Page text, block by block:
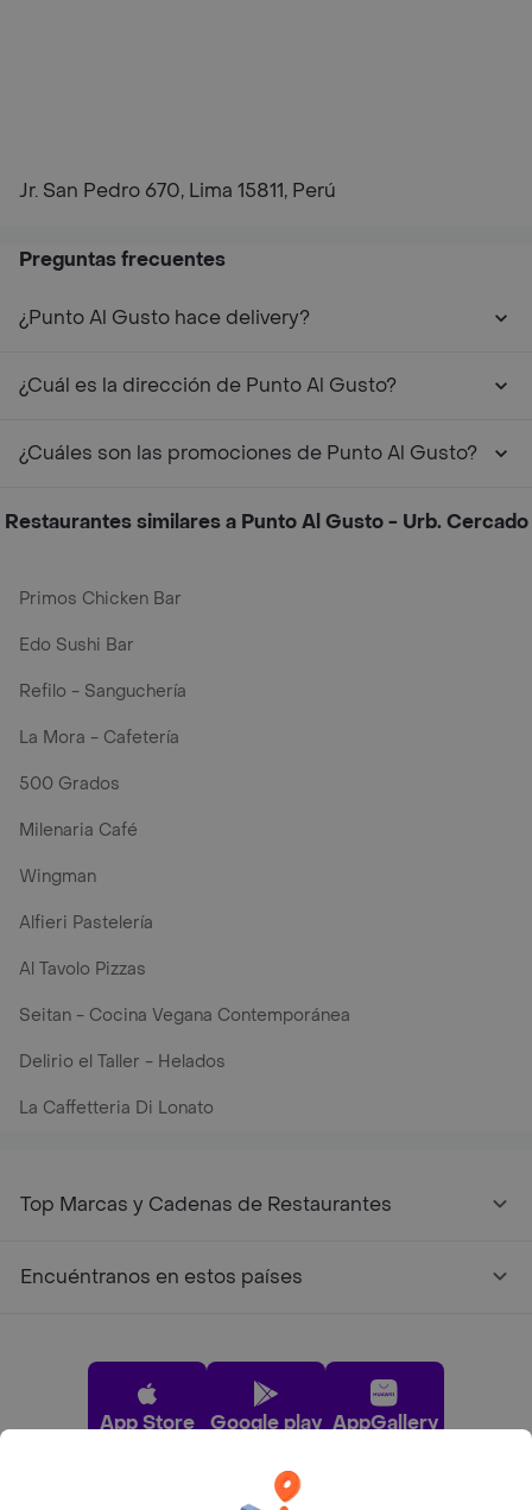
Jr. San Pedro 670, Lima 15811, Perú
Preguntas frecuentes
¿Punto Al Gusto hace delivery?
¿Cuál es la dirección de Punto Al Gusto?
¿Cuáles son las promociones de Punto Al Gusto?
Restaurantes similares a Punto Al Gusto - Urb. Cercado
Primos Chicken Bar
Edo Sushi Bar
Refilo - Sanguchería
La Mora - Cafetería
500 Grados
Milenaria Café
Wingman
Alfieri Pastelería
Al Tavolo Pizzas
Seitan - Cocina Vegana Contemporánea
Delirio el Taller - Helados
La Caffetteria Di Lonato
Top Marcas y Cadenas de Restaurantes
Encuéntranos en estos países
App Store Google play AppGallery